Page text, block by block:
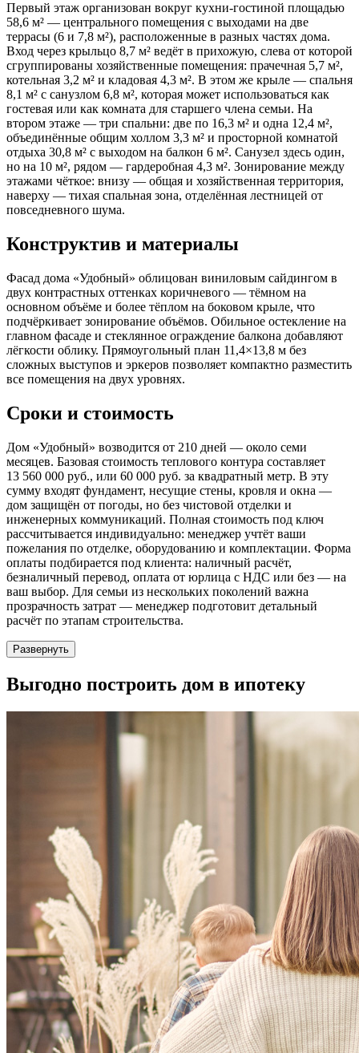
Первый этаж организован вокруг кухни-гостиной площадью
58,6 м² — центрального помещения с выходами на две
террасы (6 и 7,8 м²), расположенные в разных частях дома.
Вход через крыльцо 8,7 м² ведёт в прихожую, слева от которой
сгруппированы хозяйственные помещения: прачечная 5,7 м²,
котельная 3,2 м² и кладовая 4,3 м². В этом же крыле — спальня
8,1 м² с санузлом 6,8 м², которая может использоваться как
гостевая или как комната для старшего члена семьи. На
втором этаже — три спальни: две по 16,3 м² и одна 12,4 м²,
объединённые общим холлом 3,3 м² и просторной комнатой
отдыха 30,8 м² с выходом на балкон 6 м². Санузел здесь один,
но на 10 м², рядом — гардеробная 4,3 м². Зонирование между
этажами чёткое: внизу — общая и хозяйственная территория,
наверху — тихая спальная зона, отделённая лестницей от
повседневного шума.
Конструктив и материалы
Фасад дома «Удобный» облицован виниловым сайдингом в
двух контрастных оттенках коричневого — тёмном на
основном объёме и более тёплом на боковом крыле, что
подчёркивает зонирование объёмов. Обильное остекление на
главном фасаде и стеклянное ограждение балкона добавляют
лёгкости облику. Прямоугольный план 11,4×13,8 м без
сложных выступов и эркеров позволяет компактно разместить
все помещения на двух уровнях.
Сроки и стоимость
Дом «Удобный» возводится от 210 дней — около семи
месяцев. Базовая стоимость теплового контура составляет
13 560 000 руб., или 60 000 руб. за квадратный метр. В эту
сумму входят фундамент, несущие стены, кровля и окна —
дом защищён от погоды, но без чистовой отделки и
инженерных коммуникаций. Полная стоимость под ключ
рассчитывается индивидуально: менеджер учтёт ваши
пожелания по отделке, оборудованию и комплектации. Форма
оплаты подбирается под клиента: наличный расчёт,
безналичный перевод, оплата от юрлица с НДС или без — на
ваш выбор. Для семьи из нескольких поколений важна
прозрачность затрат — менеджер подготовит детальный
расчёт по этапам строительства.
Развернуть
Выгодно построить дом в ипотеку